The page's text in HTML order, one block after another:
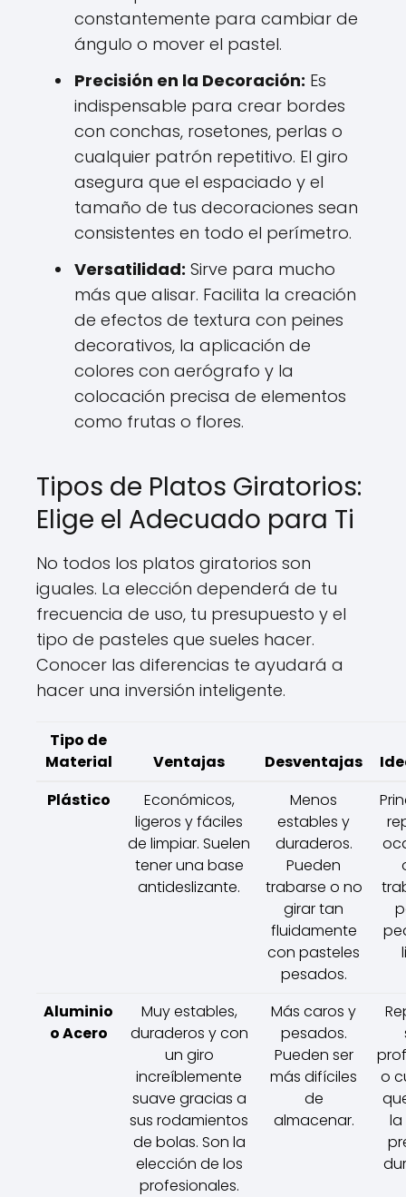
constantemente para cambiar de
ángulo o mover el pastel.
Precisión en la Decoración: Es
indispensable para crear bordes
con conchas, rosetones, perlas o
cualquier patrón repetitivo. El giro
asegura que el espaciado y el
tamaño de tus decoraciones sean
consistentes en todo el perímetro.
Versatilidad: Sirve para mucho
más que alisar. Facilita la creación
de efectos de textura con peines
decorativos, la aplicación de
colores con aerógrafo y la
colocación precisa de elementos
como frutas o flores.
Tipos de Platos Giratorios:
Elige el Adecuado para Ti
No todos los platos giratorios son
iguales. La elección dependerá de tu
frecuencia de uso, tu presupuesto y el
tipo de pasteles que sueles hacer.
Conocer las diferencias te ayudará a
hacer una inversión inteligente.
Tipo de
Material
Ventajas Desventajas
Plástico
Económicos,
ligeros y fáciles
de limpiar. Suelen
tener una base
antideslizante.
Menos
estables y
duraderos.
Pueden
trabarse o no
girar tan
fluidamente
con pasteles
pesados.
Aluminio
o Acero
Muy estables,
duraderos y con
un giro
increíblemente
suave gracias a
sus rodamientos
de bolas. Son la
elección de los
profesionales.
Más caros y
pesados.
Pueden ser
más difíciles
de
almacenar.
o
la